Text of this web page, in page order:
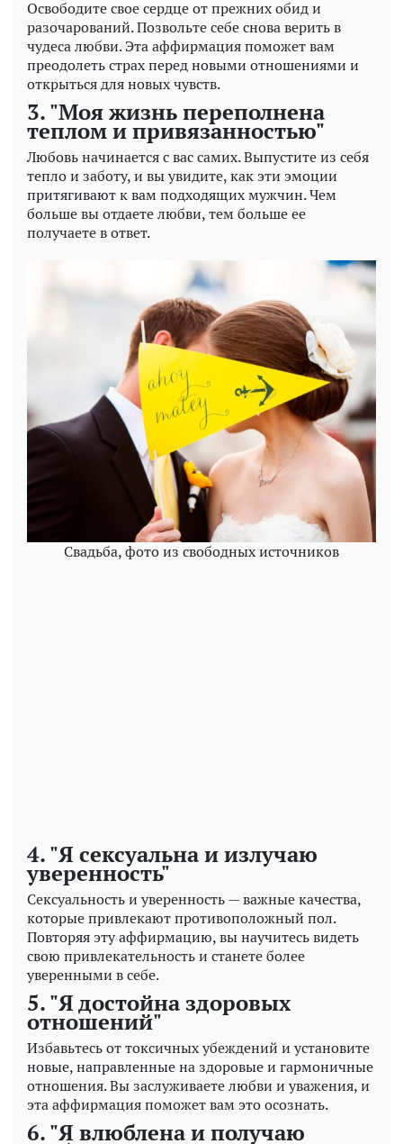
Освободите свое сердце от прежних обид и
разочарований. Позвольте себе снова верить в
чудеса любви. Эта аффирмация поможет вам
преодолеть страх перед новыми отношениями и
открыться для новых чувств.
3. "Моя жизнь переполнена
теплом и привязанностью"
Любовь начинается с вас самих. Выпустите из себя
тепло и заботу, и вы увидите, как эти эмоции
притягивают к вам подходящих мужчин. Чем
больше вы отдаете любви, тем больше ее
получаете в ответ.
Свадьба, фото из свободных источников
4. "Я сексуальна и излучаю
уверенность"
Сексуальность и уверенность — важные качества,
которые привлекают противоположный пол.
Повторяя эту аффирмацию, вы научитесь видеть
свою привлекательность и станете более
уверенными в себе.
5. "Я достойна здоровых
отношений"
Избавьтесь от токсичных убеждений и установите
новые, направленные на здоровые и гармоничные
отношения. Вы заслуживаете любви и уважения, и
эта аффирмация поможет вам это осознать.
6. "Я влюблена и получаю